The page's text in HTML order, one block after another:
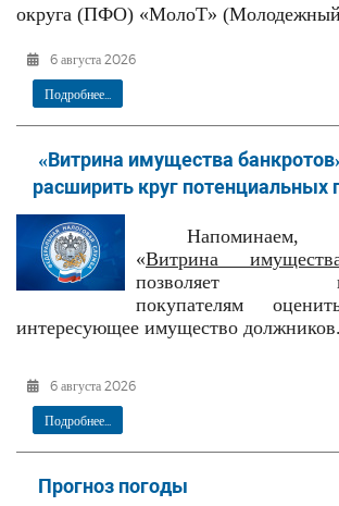
округа (ПФО) «МолоТ» (Молодежный
6 августа 2026
Подробнее...
«Витрина имущества
расширить круг потенциальных
Напоминаем,
«Витрина
позволяет
покупателям
интересующее имущество должников.
6 августа 2026
Подробнее...
Прогноз погоды